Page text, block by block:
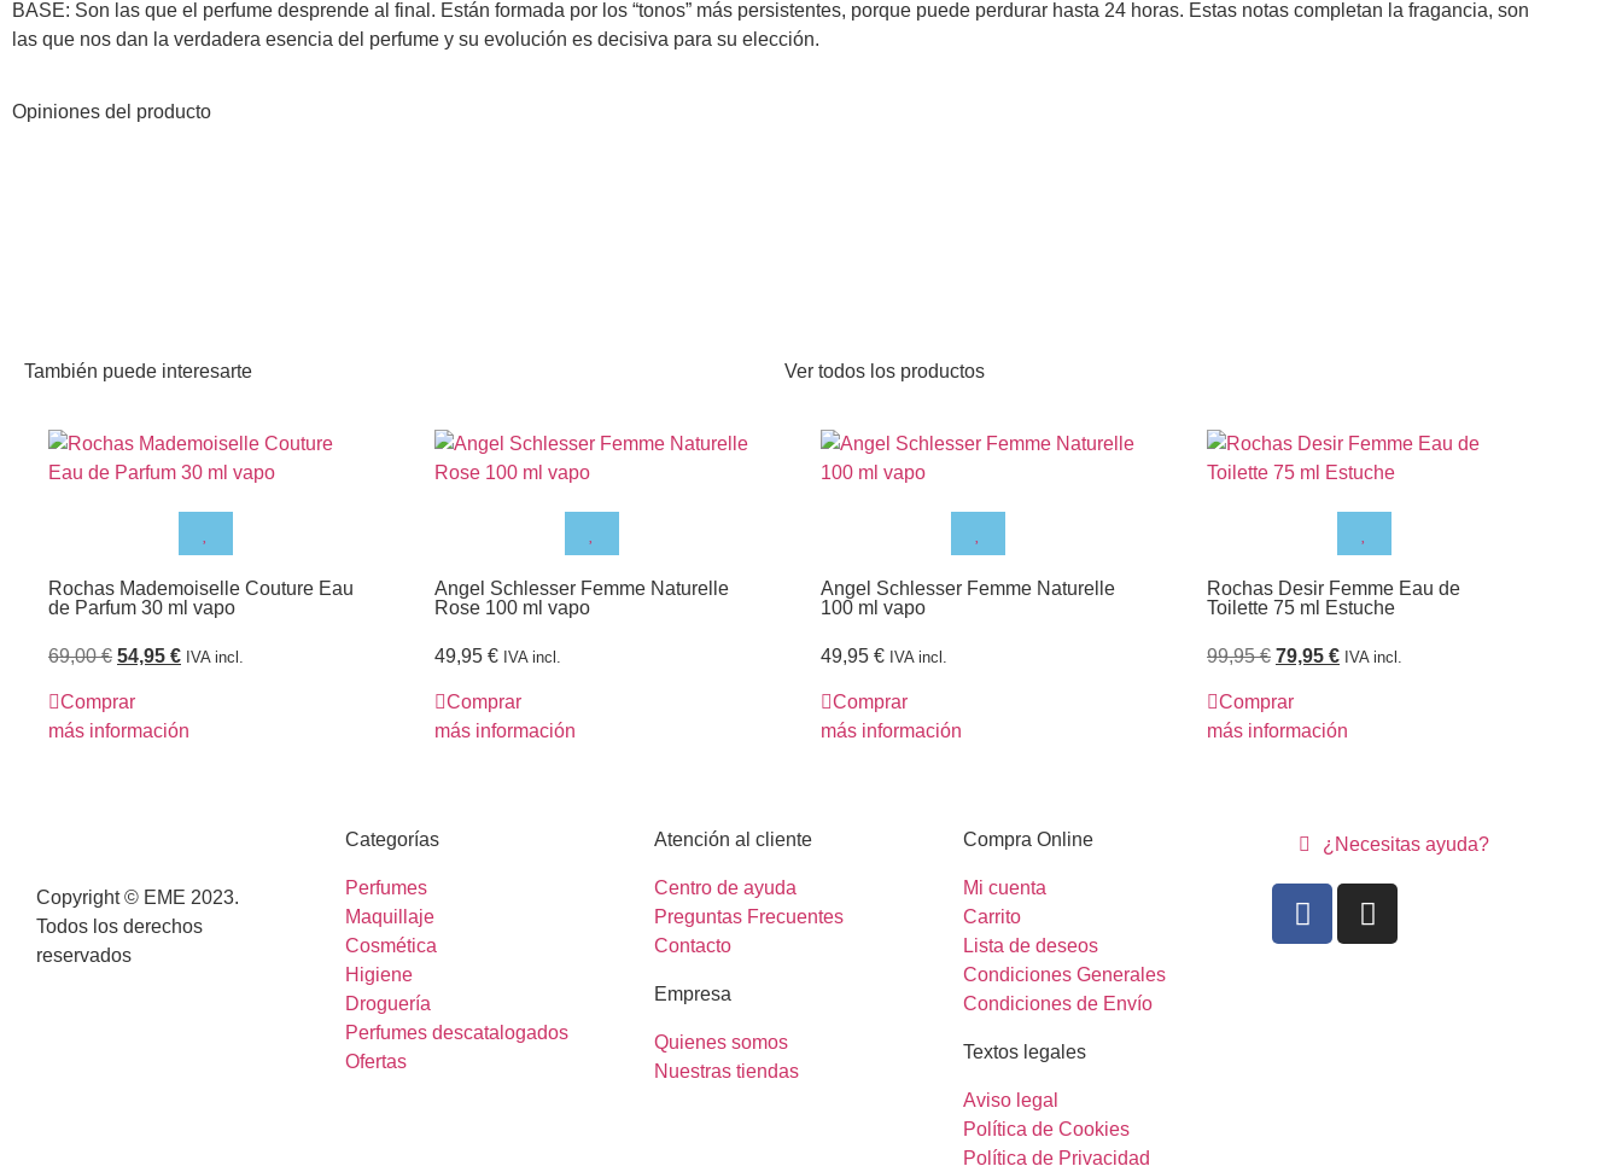
BASE: Son las que el perfume desprende al final. Están formada por los “tonos” más persistentes, porque puede perdurar hasta 24 horas. Estas notas completan la fragancia, son
las que nos dan la verdadera esencia del perfume y su evolución es decisiva para su elección.
Opiniones del producto
También puede interesarte Ver todos los productos
Rochas Mademoiselle Couture Eau
de Parfum 30 ml vapo
69,00€ 54,95 € IVA incl.
Comprar
más información
Angel Schlesser Femme Naturelle
Rose 100 ml vapo
49,95 € IVA incl.
Comprar
más información
Angel Schlesser Femme Naturelle
100 ml vapo
49,95 € IVA incl.
Comprar
más información
Rochas Desir Femme Eau de
Toilette 75 ml Estuche
99,95€ 79,95 € IVA incl.
Comprar
más información
Copyright © EME 2023.
Todos los derechos
reservados
Categorías
Perfumes
Maquillaje
Cosmética
Higiene
Droguería
Perfumes descatalogados
Ofertas
Atención al cliente
Centro de ayuda
Preguntas Frecuentes
Contacto
Empresa
Quienes somos
Nuestras tiendas
Compra Online
Mi cuenta
Carrito
Lista de deseos
Condiciones Generales
Condiciones de Envío
Textos legales
Aviso legal
Política de Cookies
Política de Privacidad
¿Necesitas ayuda?